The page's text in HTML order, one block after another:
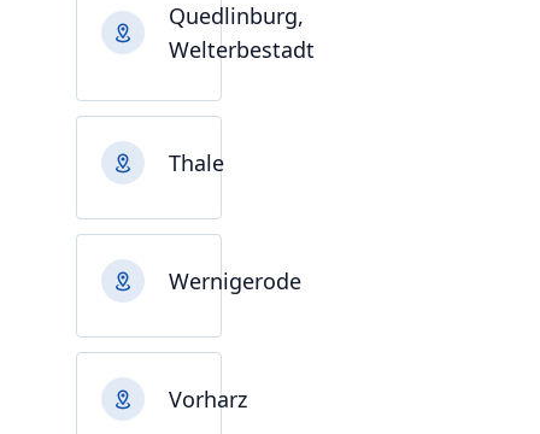
Quedlinburg,
Welterbestadt
Thale
Wernigerode
Vorharz